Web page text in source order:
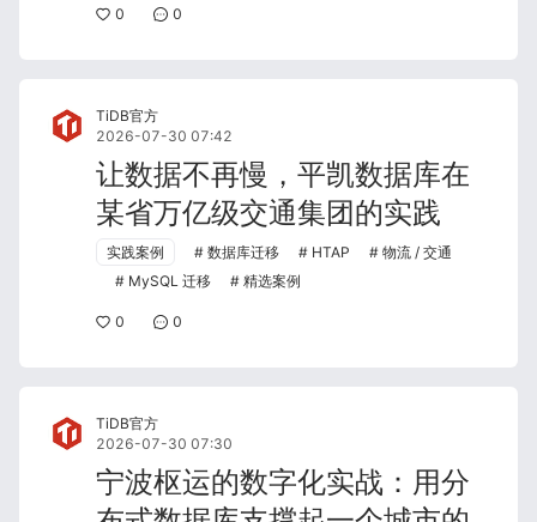
0 0
TiDB官方
2026-07-30 07:42
让数据不再慢，平凯数据库在
某省万亿级交通集团的实践
实践案例 数据库迁移 HTAP
物流 / 交通
MySQL 迁移
精选案例
0 0
TiDB官方
2026-07-30 07:30
宁波枢运的数字化实战：用分